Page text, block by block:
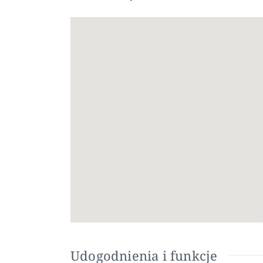
Calasparra znajduje się w górskim regionie w
Udogodnienia i funkcje